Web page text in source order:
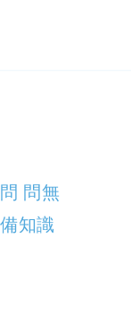
問無
知識